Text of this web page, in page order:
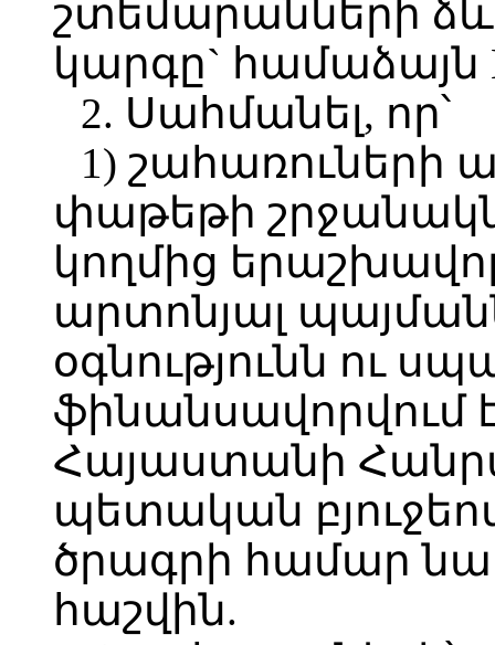
շտեմարանների
կարգը` համաձայն
2. Սահմանել, որ՝
1)
փաթեթի
կողմից
արտոնյալ
օգնությունն ու
ֆինանսավորվում
Հայաստանի
պետական
ծրագրի համար
հաշվին.